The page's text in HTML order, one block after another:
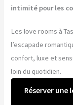
intimité pour les
Les love rooms à
l’escapade
confort, luxe et
loin du quotidien.
Réserver une